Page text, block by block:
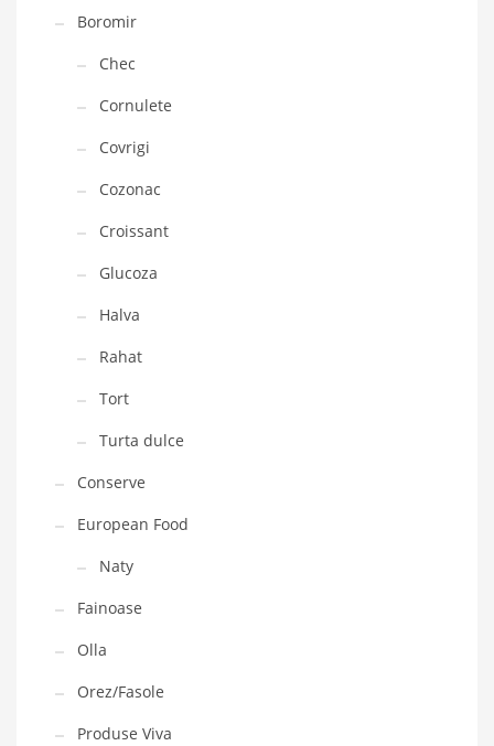
Boromir
Chec
Cornulete
Covrigi
Cozonac
Croissant
Glucoza
Halva
Rahat
Tort
Turta dulce
Conserve
European Food
Naty
Fainoase
Olla
Orez/Fasole
Produse Viva